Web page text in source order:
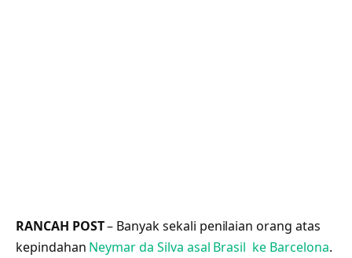
RANCAH POST– Banyak sekali penilaian orang atas
kepindahan Neymar da Silva asal Brasil ke Barcelona.